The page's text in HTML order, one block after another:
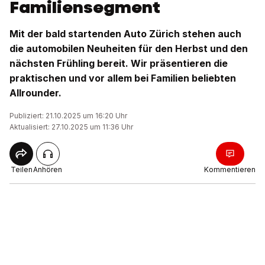
Familiensegment
Mit der bald startenden Auto Zürich stehen auch
die automobilen Neuheiten für den Herbst und den
nächsten Frühling bereit. Wir präsentieren die
praktischen und vor allem bei Familien beliebten
Allrounder.
Publiziert: 21.10.2025 um 16:20 Uhr
Aktualisiert: 27.10.2025 um 11:36 Uhr
TeilenAnhören Kommentieren